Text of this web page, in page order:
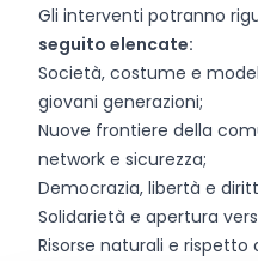
Gli interventi potranno
seguito elencate:
Società, costume e
giovani generazioni;
Nuove frontiere della
network e sicurezza;
Democrazia, libertà e
Solidarietà e apertura
Risorse naturali e rispetto